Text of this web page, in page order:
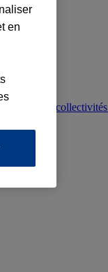
juridique
en